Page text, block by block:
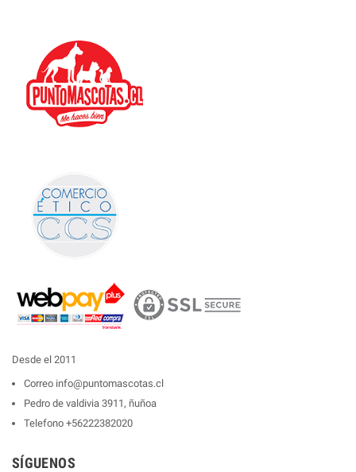
Desde el 2011
Correo info@puntomascotas.cl
Pedro de valdivia 3911, ñuñoa
Telefono +56222382020
SÍGUENOS